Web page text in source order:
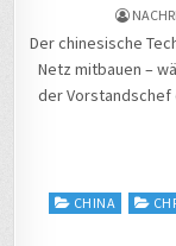
Der chinesische
Netz mitbauen –
der Vorstandschef
Posted
CHINA